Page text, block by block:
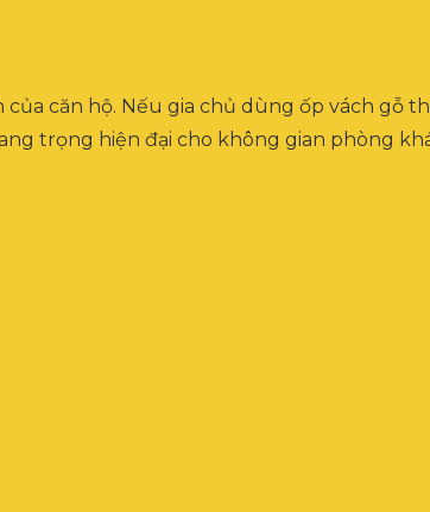
căn hộ. Nếu gia chủ dùng ốp vách gỗ
trọng hiện đại cho không gian phòng